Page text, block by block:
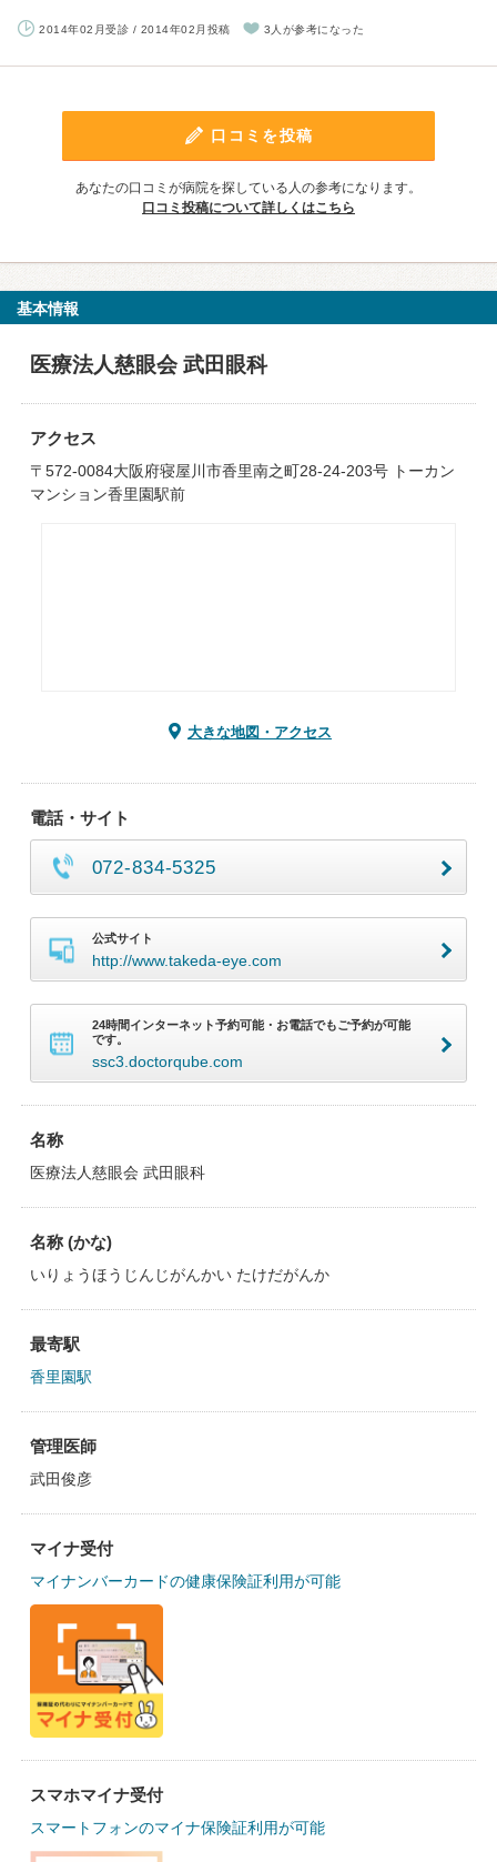
2014年02月受診 / 2014年02月投稿 3人が参考になった
口コミを投稿
あなたの口コミが病院を探している人の参考になります。
口コミ投稿について詳しくはこちら
基本情報
医療法人慈眼会 武田眼科
アクセス
〒572-0084大阪府寝屋川市香里南之町28-24-203号 トーカン
マンション香里園駅前
大きな地図・アクセス
電話・サイト
072-834-5325
公式サイト
http://www.takeda-eye.com
24時間インターネット予約可能・お電話でもご予約が可能
です。
ssc3.doctorqube.com
名称
医療法人慈眼会 武田眼科
名称 (かな)
いりょうほうじんじがんかい たけだがんか
最寄駅
香里園駅
管理医師
武田俊彦
マイナ受付
マイナンバーカードの健康保険証利用が可能
スマホマイナ受付
スマートフォンのマイナ保険証利用が可能